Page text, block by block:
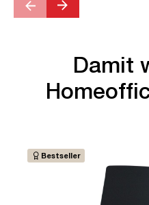
Damit
Bestseller